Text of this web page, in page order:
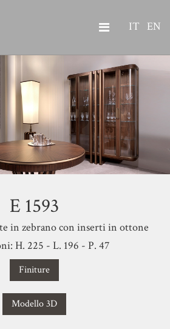
IT EN
E 1593
in zebrano con inserti in ottone
H. 225 - L. 196 - P. 47
Finiture
Modello 3D